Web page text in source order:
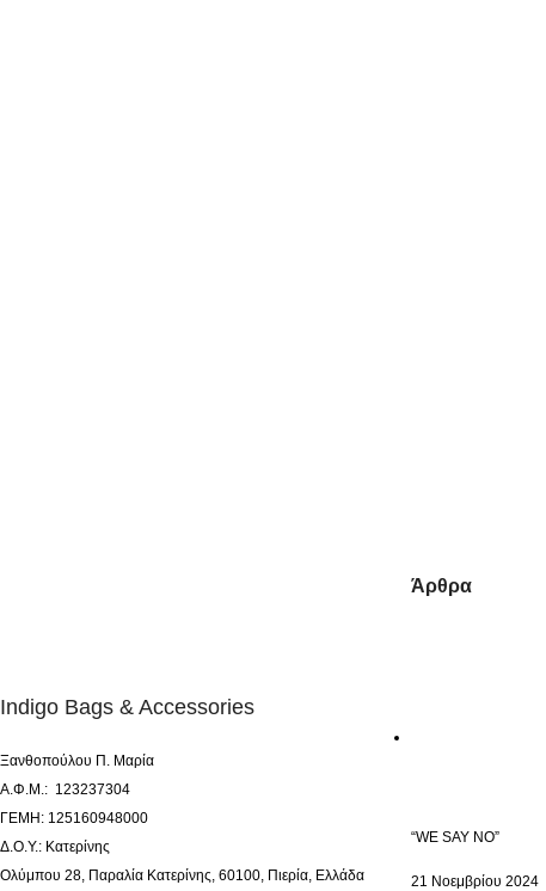
Indigo Bags & Accessories
Ξανθοπούλου Π. Μαρία
Α.Φ.Μ.: 123237304
ΓΕΜΗ: 125160948000
Δ.Ο.Υ.: Κατερίνης
Ολύμπου 28, Παραλία Κατερίνης, 60100, Πιερία, Ελλάδα
Άρθρα
“WE SAY NO”
21 Νοεμβρίου 2024